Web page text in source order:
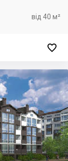
від 40 м²
